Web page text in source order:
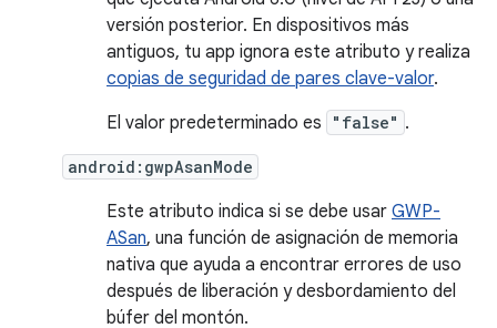
versión posterior. En dispositivos más
antiguos, tu app ignora este atributo y realiza
copias de seguridad de pares clave-valor.
El valor predeterminado es
"false" .
android:gwpAsanMode
Este atributo indica si se debe usar GWP-
ASan, una función de asignación de memoria
nativa que ayuda a encontrar errores de uso
después de liberación y desbordamiento del
búfer del montón.